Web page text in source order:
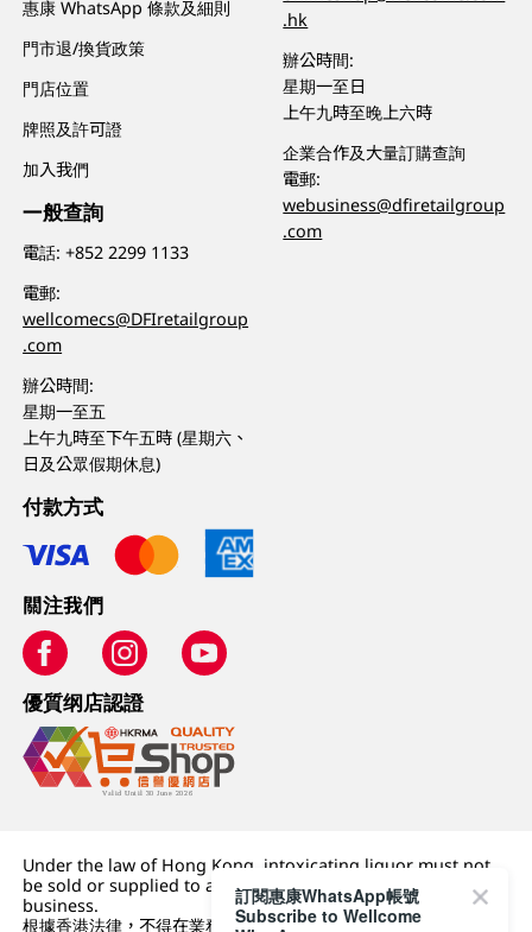
惠康 WhatsApp 條款及細則
門市退/換貨政策
門店位置
牌照及許可證
加入我們
一般查詢
電話:+852 2299 1133
電郵:
wellcomecs@DFIretailgroup
.com
辦公時間:
星期一至五
上午九時至下午五時 (星期六、
日及公眾假期休息)
.hk
辦公時間:
星期一至日
上午九時至晚上六時
企業合作及大量訂購查詢
電郵:
webusiness@dfiretailgroup
.com
付款方式
關注我們
優質纲店認證
Under the law of Hong Kong, intoxicating liquor must not
be sold or supplied to a minor (under 18) in the course of
business.
根據香港法律，不得在業務過程中，向未成年人 (18 歲以下人士)
訂閱惠康WhatsApp帳號
Subscribe to Wellcome